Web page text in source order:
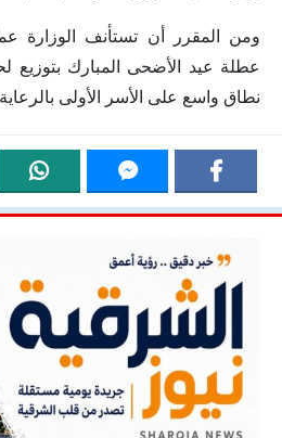
ومن المقرر أن تستأنف الوزارة
عطلة عيد الأضحى المبارك
نطاق واسع على الأسر الأولى